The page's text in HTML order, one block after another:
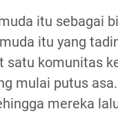
itu sebagai
itu yang
satu komunitas
mulai putus
mereka